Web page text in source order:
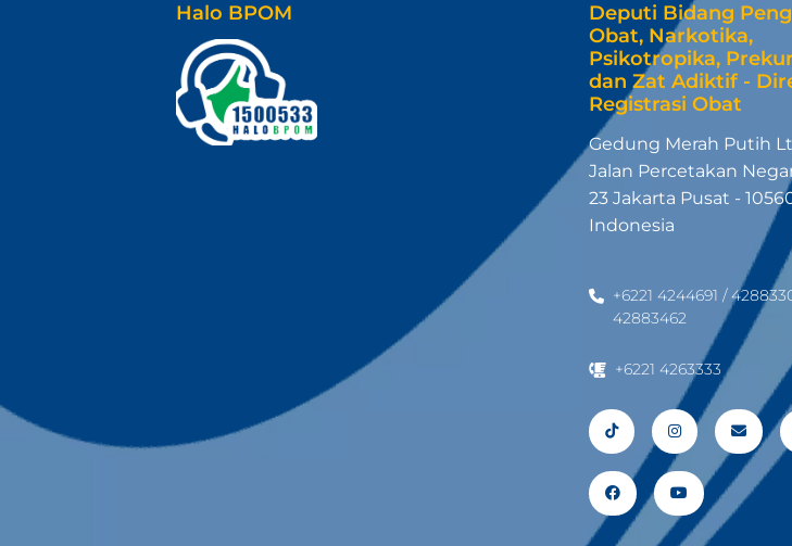
Halo BPOM
Deputi Bidang
Obat, Narkotika,
Psikotropika,
dan Zat Adiktif -
Registrasi Obat
Gedung Merah Putih
Jalan Percetakan
23 Jakarta Pusat -
Indonesia
+6221 4244691 /
42883462
+6221 4263333